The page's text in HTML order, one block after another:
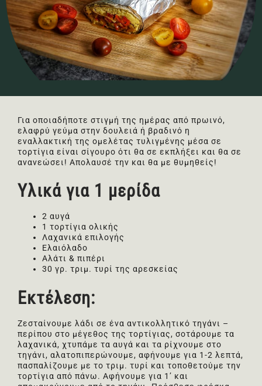
Για οποιαδήποτε στιγμή της ημέρας από πρωινό,
ελαφρύ γεύμα στην δουλειά ή βραδινό η
εναλλακτική της ομελέτας τυλιγμένης μέσα σε
τορτίγια είναι σίγουρο ότι θα σε εκπλήξει και θα σε
ανανεώσει! Απολαυσέ την και θα με θυμηθείς!
Υλικά για 1 μερίδα
2 αυγά
1 τορτίγια ολικής
Λαχανικά επιλογής
Ελαιόλαδο
Αλάτι & πιπέρι
30 γρ. τριμ. τυρί της αρεσκείας
Εκτέλεση:
Ζεσταίνουμε λάδι σε ένα αντικολλητικό τηγάνι –
περίπου στο μέγεθος της τορτίγιας, σοτάρουμε τα
λαχανικά, χτυπάμε τα αυγά και τα ρίχνουμε στο
τηγάνι, αλατοπιπερώνουμε, αφήνουμε για 1-2 λεπτά,
πασπαλίζουμε με το τριμ. τυρί και τοποθετούμε την
τορτίγια από πάνω. Αφήνουμε για 1’ και